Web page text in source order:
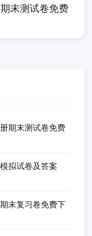
末测试卷免费
期末测试卷免费
拟试卷及答案
末复习卷免费下